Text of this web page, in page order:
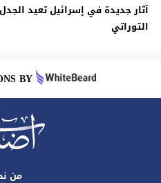
آثار جديدة في إسرائيل تعيد
التوراتي
BY
من